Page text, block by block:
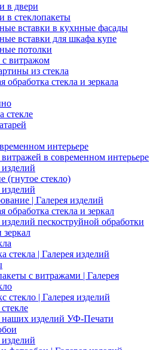
в двери
в стеклопакеты
вставки в кухнные фасады
вставки для шкафа купе
потолки
с витражом
из стекла
обработка стекла и зеркала
стекле
интерьере
витражей в современном интерьере
изделий
(гнутое стекло)
изделий
| Галерея изделий
обработка стекла и зеркал
изделий пескоструйной обработки
зеркал
стекла | Галерея изделий
с витражами | Галерея
стекло | Галерея изделий
наших изделий УФ-Печати
изделий